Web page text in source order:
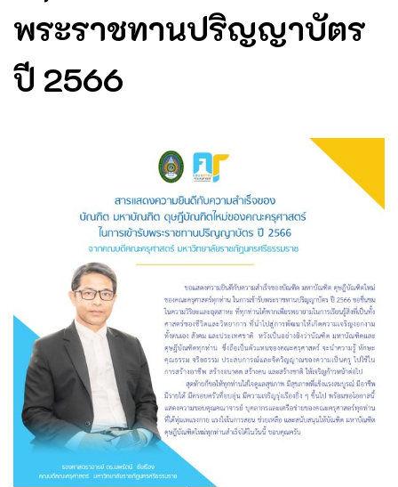
พระราชทานปริญญาบัตร
ปี 2566